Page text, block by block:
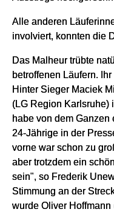
Alle anderen
involviert, konnten die
Das Malheur trübte
betroffenen Läufern.
Hinter Sieger Maciek
(LG Region Karlsruhe)
habe von dem Ganzen
24-Jährige in der
vorne war schon zu
aber trotzdem ein
sein", so Frederik
Stimmung an der
wurde Oliver